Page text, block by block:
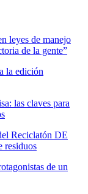
leyes de manejo
de la gente”
la edición
las claves para
Reciclatón DE
residuos
de un